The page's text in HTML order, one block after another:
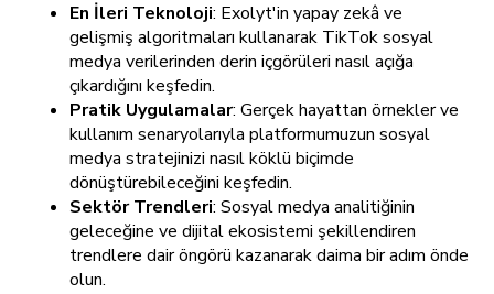
En İleri Teknoloji: Exolyt'in yapay zekâ ve
gelişmiş algoritmaları kullanarak TikTok sosyal
medya verilerinden derin içgörüleri nasıl açığa
çıkardığını keşfedin.
Pratik Uygulamalar: Gerçek hayattan örnekler ve
kullanım senaryolarıyla platformumuzun sosyal
medya stratejinizi nasıl köklü biçimde
dönüştürebileceğini keşfedin.
Sektör Trendleri: Sosyal medya analitiğinin
geleceğine ve dijital ekosistemi şekillendiren
trendlere dair öngörü kazanarak daima bir adım önde
olun.